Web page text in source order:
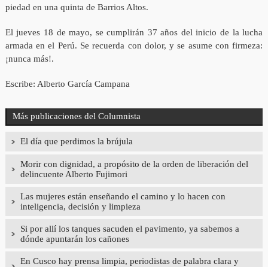
piedad en una quinta de Barrios Altos.
El jueves 18 de mayo, se cumplirán 37 años del inicio de la lucha
armada en el Perú. Se recuerda con dolor, y se asume con firmeza:
¡nunca más!.
Escribe: Alberto García Campana
Más publicaciones del Columnista
El día que perdimos la brújula
Morir con dignidad, a propósito de la orden de liberación del
delincuente Alberto Fujimori
Las mujeres están enseñando el camino y lo hacen con
inteligencia, decisión y limpieza
Si por allí los tanques sacuden el pavimento, ya sabemos a
dónde apuntarán los cañones
En Cusco hay prensa limpia, periodistas de palabra clara y